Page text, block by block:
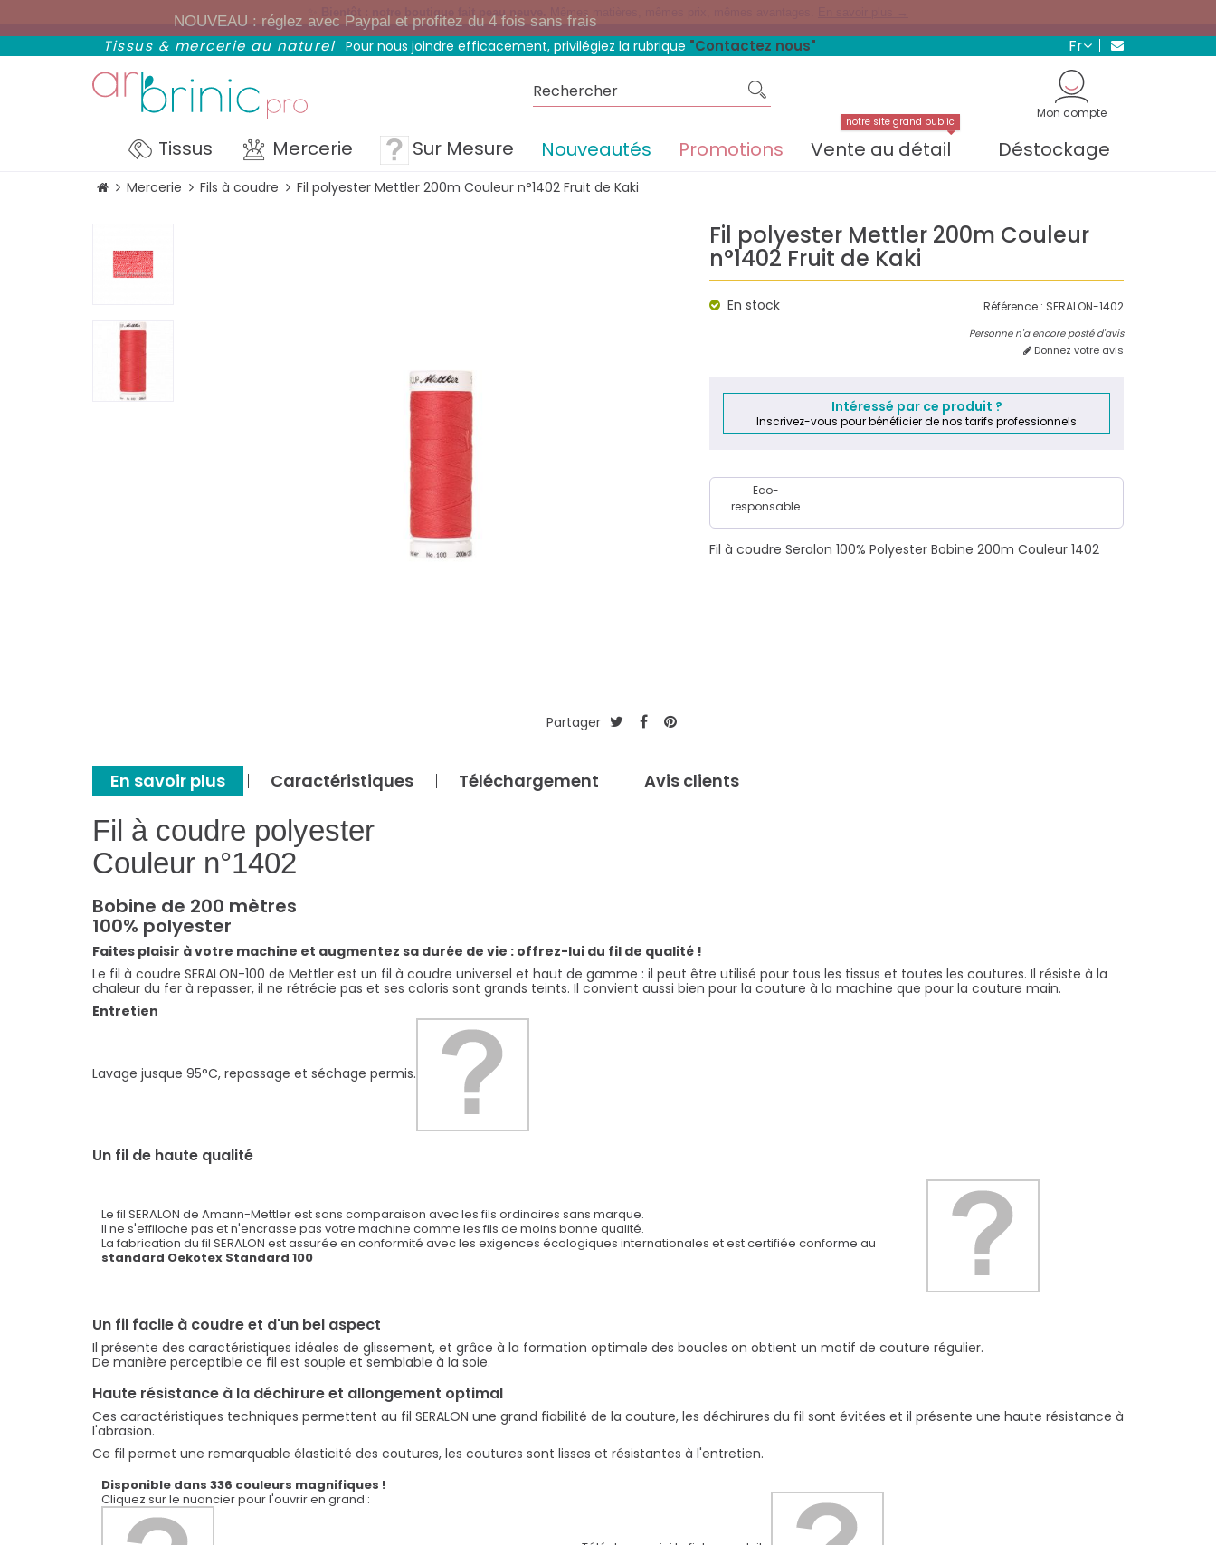
NOUVEAU : réglez avec Paypal et profitez du 4 fois sans frais
Bientôt : notre boutique fait peau neuve. Mêmes matières, mêmes prix, mêmes avantages.
Tissus & mercerie au naturel Pour nous joindre efficacement, privilégiez la rubrique "Contactez nous" fr
Mon compte
Tissus Mercerie Sur Mesure Nouveautés Promotions Vente au détail
notre site grand public
Déstockage
Mercerie Fils à coudre Fil polyester Mettler 200m Couleur n°1402 Fruit de Kaki
Partager
Fil polyester Mettler 200m Couleur
n°1402 Fruit de Kaki
Référence : SERALON-1402
En stock
Personne n'a encore posté d'avis
Donnez votre avis
Intéressé par ce produit ?
Inscrivez-vous pour bénéficier de nos tarifs professionnels
Eco-
responsable
Fil à coudre Seralon 100% Polyester Bobine 200m Couleur 1402
En savoir plus Caractéristiques Téléchargement Avis clients
Fil à coudre polyester
Couleur n°1402
Bobine de 200 mètres
100% polyester
Faites plaisir à votre machine et augmentez sa durée de vie : offrez-lui du fil de qualité !
Le fil à coudre SERALON-100 de Mettler est un fil à coudre universel et haut de gamme : il peut être utilisé pour tous les tissus et toutes les coutures. Il résiste à la
chaleur du fer à repasser, il ne rétrécie pas et ses coloris sont grands teints. Il convient aussi bien pour la couture à la machine que pour la couture main.
Entretien
Lavage jusque 95°C, repassage et séchage permis.
Un fil de haute qualité
Le fil SERALON de Amann-Mettler est sans comparaison avec les fils ordinaires sans marque.
Il ne s'effiloche pas et n'encrasse pas votre machine comme les fils de moins bonne qualité.
La fabrication du fil SERALON est assurée en conformité avec les exigences écologiques internationales et est certifiée conforme au
standard Oekotex Standard 100
Un fil facile à coudre et d'un bel aspect
Il présente des caractéristiques idéales de glissement, et grâce à la formation optimale des boucles on obtient un motif de couture régulier.
De manière perceptible ce fil est souple et semblable à la soie.
Haute résistance à la déchirure et allongement optimal
Ces caractéristiques techniques permettent au fil SERALON une grand fiabilité de la couture, les déchirures du fil sont évitées et il présente une haute résistance à
l'abrasion.
Ce fil permet une remarquable élasticité des coutures, les coutures sont lisses et résistantes à l'entretien.
Disponible dans 336 couleurs magnifiques !
Cliquez sur le nuancier pour l'ouvrir en grand :